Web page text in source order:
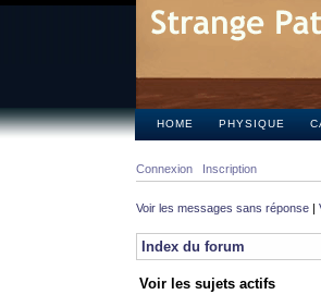
HOME PHYSIQUE
Connexion Inscription
Voir les messages sans réponse |
Index du forum
Voir les sujets actifs